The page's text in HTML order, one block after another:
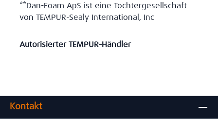
**Dan-Foam ApS ist eine Tochtergesellschaft
von TEMPUR-Sealy International, Inc
Autorisierter TEMPUR-Händler
Kontakt